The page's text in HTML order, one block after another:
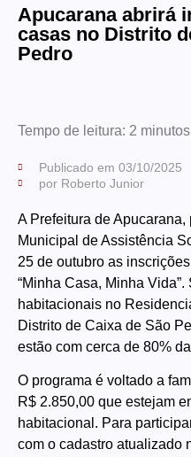
Apucarana abrirá
casas no Distrito
Pedro
Tempo de leitura: 2 minutos
Publicado em 03/10/2025
por Roberto Junior
A Prefeitura de
Municipal de Assistência
25 de outubro as
“Minha Casa, Minha
habitacionais no
Distrito de Caixa de São
estão com cerca de 80%
O programa é voltado a
R$ 2.850,00 que estejam
habitacional. Para
com o cadastro atualizado